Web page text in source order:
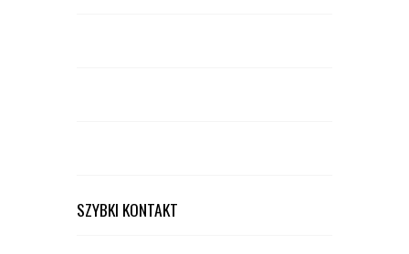
SZYBKI KONTAKT